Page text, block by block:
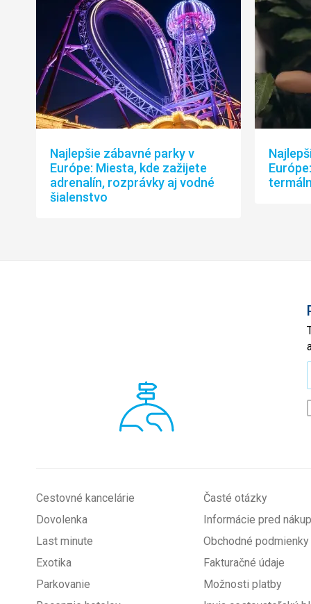
Najlepšie zábavné parky v
Európe: Miesta, kde zažijete
adrenalín, rozprávky aj vodné
šialenstvo
Cestovné kancelárie
Dovolenka
Last minute
Exotika
Parkovanie
Časté otázky
Informácie pred
Obchodné podmienky
Fakturačné údaje
Možnosti platby